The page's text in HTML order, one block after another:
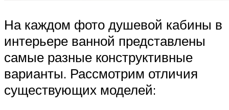
На каждом фото душевой кабины в
интерьере ванной представлены
самые разные конструктивные
варианты. Рассмотрим отличия
существующих моделей: